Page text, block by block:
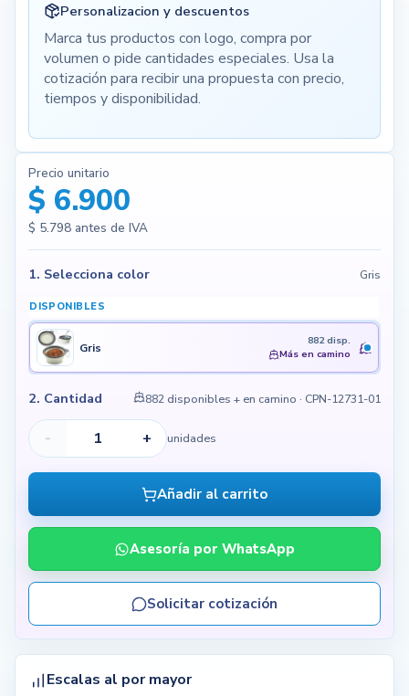
Personalizacion y descuentos
Marca tus productos con logo, compra por
volumen o pide cantidades especiales. Usa la
cotización para recibir una propuesta con precio,
tiempos y disponibilidad.
Precio unitario
$ 6.900
$ 5.798antes de IVA
1. Selecciona color Gris
DISPONIBLES
Gris
882 disp.
Más en camino
2. Cantidad 882 disponibles + en camino · CPN-12731-01
- + unidades
Añadir al carrito
Asesoría por WhatsApp
Solicitar cotización
Escalas al por mayor